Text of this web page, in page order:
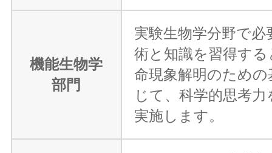
機能生物学
部門
実験生物学分野で必
術と知識を習得す
命現象解明のための
じて、科学的思考
実施します。